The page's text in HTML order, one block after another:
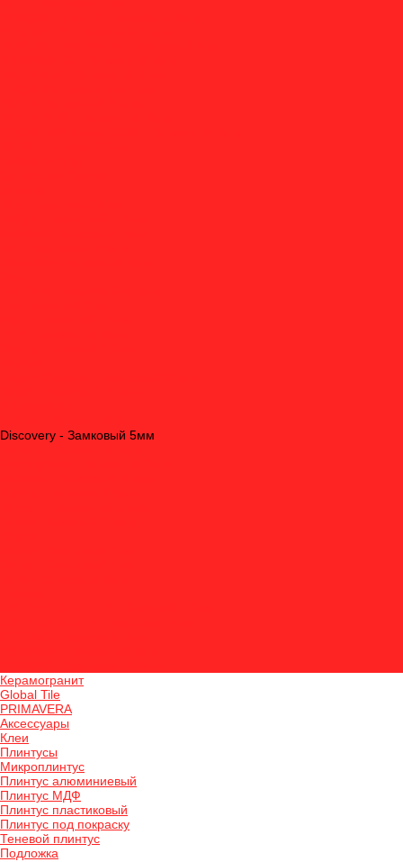
Discovery - Замковый 5мм
Керамогранит
Global Tile
PRIMAVERA
Аксессуары
Клеи
Плинтусы
Микроплинтус
Плинтус алюминиевый
Плинтус МДФ
Плинтус пластиковый
Плинтус под покраску
Теневой плинтус
Подложка